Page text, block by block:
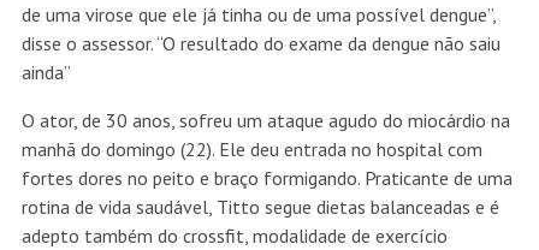
de uma virose que ele já tinha ou de uma possível dengue”,
disse o assessor. “O resultado do exame da dengue não saiu
ainda”
O ator, de 30 anos, sofreu um ataque agudo do miocárdio na
manhã do domingo (22). Ele deu entrada no hospital com
fortes dores no peito e braço formigando. Praticante de uma
rotina de vida saudável, Titto segue dietas balanceadas e é
adepto também do crossfit, modalidade de exercício